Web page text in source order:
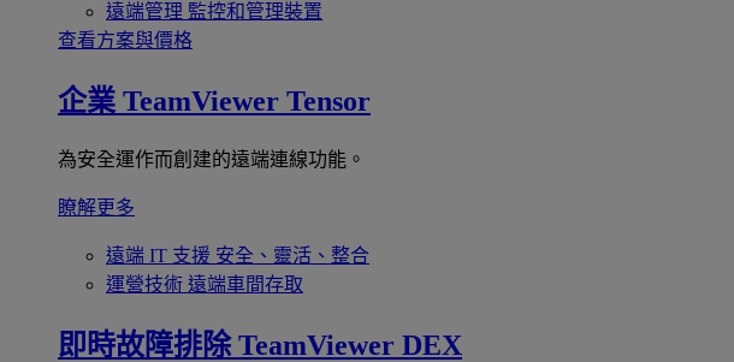
遠端管理 監控和管理裝置
查看方案與價格
企業 TeamViewer Tensor
為安全運作而創建的遠端連線功能。
瞭解更多
遠端 IT 支援 安全、靈活、整合
運營技術 遠端車間存取
即時故障排除 TeamViewer DEX